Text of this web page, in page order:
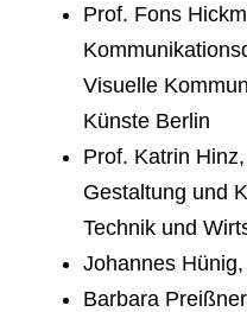
Prof. Fons
Visuelle
Künste Berlin
Prof. Katrin
Gestaltung und
Technik und
Johannes
Barbara